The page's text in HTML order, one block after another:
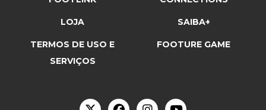
LOJA SAIBA+
TERMOS DE USO E
SERVIÇOS
FOOTURE GAME